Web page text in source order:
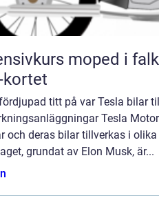
moped i falkenberg
kortet
titt på var Tesla bilar
Tesla
och deras bilar tillverkas i
grundat av Elon Musk, är...